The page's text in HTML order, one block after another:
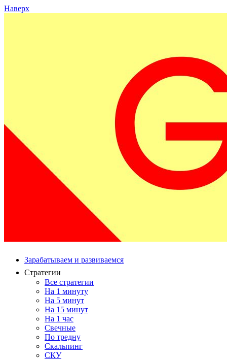
Наверх
Зарабатываем и развиваемся
Стратегии
Все стратегии
На 1 минуту
На 5 минут
На 15 минут
На 1 час
Свечные
По тредну
Скальпинг
СКУ